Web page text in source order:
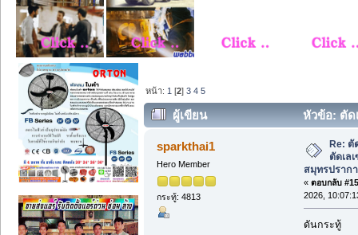
หน้า: 1 [2]3 4 5
ผู้เขียน
หัวข้อ: ตัด
เลส สมุทรปราการ ราคาถูก (อ่าน 2126
sparkthai1
Hero Member
กระทู้: 4813
Re: ตั
ตัดเล
สมุทรปราก
« ตอบกลับ
2026,
ดันกระทู้